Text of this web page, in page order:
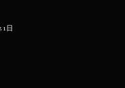
日